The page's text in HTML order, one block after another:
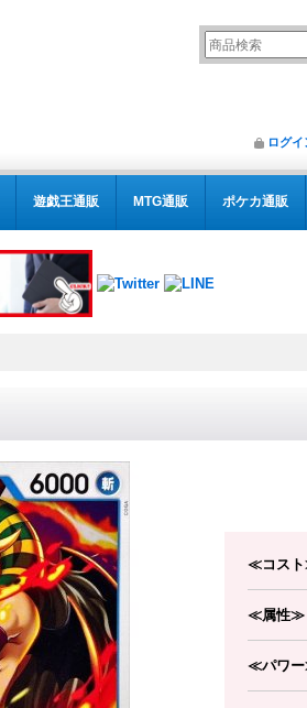
ログイ
遊戯王通販 MTG通販 ポケカ通販
≪コス
≪属性≫
≪パワ